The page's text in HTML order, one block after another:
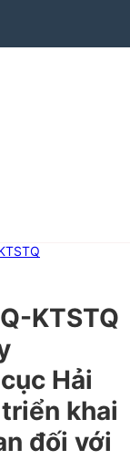
KTSTQ
Hải
khai
đối với